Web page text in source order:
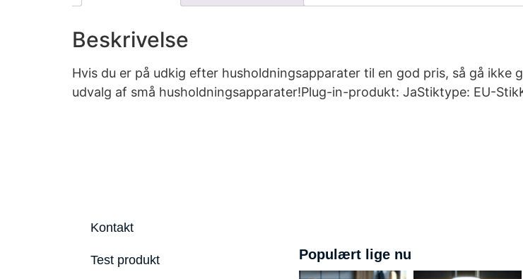
Beskrivelse
Hvis du er på udkig efter husholdningsapparater til en god pris, så gå ikke
udvalg af små husholdningsapparater!Plug-in-produkt: JaStiktype: EU-
Kontakt
Test produkt Populært lige nu